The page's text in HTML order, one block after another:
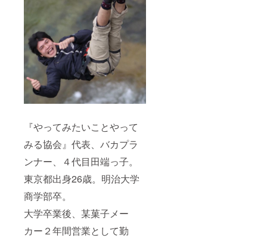
『やってみたいことやって
みる協会』代表、バカプラ
ンナー、４代目田端っ子。
東京都出身26歳。明治大学
商学部卒。
大学卒業後、某菓子メー
カー２年間営業として勤